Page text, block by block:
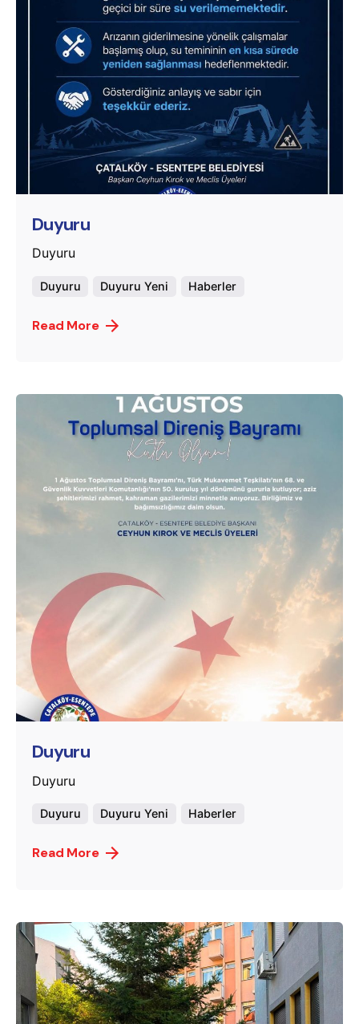
Posted by
murat.sozuak
Duyuru
Duyuru
Duyuru Duyuru Yeni Haberler
Read More
murat.sozuak
Duyuru
Duyuru
Duyuru Duyuru Yeni Haberler
Read More